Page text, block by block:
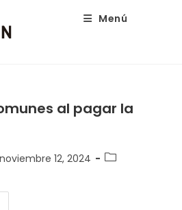
Menú
al pagar la
noviembre 12, 2024